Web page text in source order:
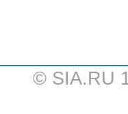
© SIA.RU